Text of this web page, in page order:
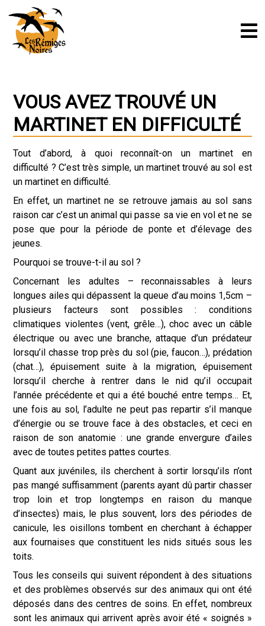
VOUS AVEZ TROUVÉ UN
MARTINET EN DIFFICULTÉ
Tout d’abord, à quoi reconnaît-on un martinet en
difficulté ? C’est très simple, un martinet trouvé au sol est
un martinet en difficulté.
En effet, un martinet ne se retrouve jamais au sol sans
raison car c’est un animal qui passe sa vie en vol et ne se
pose que pour la période de ponte et d’élevage des
jeunes.
Pourquoi se trouve-t-il au sol ?
Concernant les adultes – reconnaissables à leurs
longues ailes qui dépassent la queue d’au moins 1,5cm –
plusieurs facteurs sont possibles : conditions
climatiques violentes (vent, grêle…), choc avec un câble
électrique ou avec une branche, attaque d’un prédateur
lorsqu’il chasse trop près du sol (pie, faucon…), prédation
(chat…), épuisement suite à la migration, épuisement
lorsqu’il cherche à rentrer dans le nid qu’il occupait
l’année précédente et qui a été bouché entre temps… Et,
une fois au sol, l’adulte ne peut pas repartir s’il manque
d’énergie ou se trouve face à des obstacles, et ceci en
raison de son anatomie : une grande envergure d’ailes
avec de toutes petites pattes courtes.
Quant aux juvéniles, ils cherchent à sortir lorsqu’ils n’ont
pas mangé suffisamment (parents ayant dû partir chasser
trop loin et trop longtemps en raison du manque
d’insectes) mais, le plus souvent, lors des périodes de
canicule, les oisillons tombent en cherchant à échapper
aux fournaises que constituent les nids situés sous les
toits.
Tous les conseils qui suivent répondent à des situations
et des problèmes observés sur des animaux qui ont été
déposés dans des centres de soins. En effet, nombreux
sont les animaux qui arrivent après avoir été « soignés »